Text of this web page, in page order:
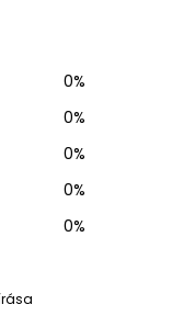
0%
0%
0%
0%
0%